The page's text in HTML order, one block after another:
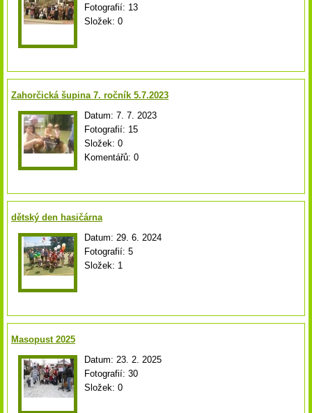
Fotografií: 13
Složek: 0
Zahorčická šupina 7. ročník 5.7.2023
Datum: 7. 7. 2023
Fotografií: 15
Složek: 0
Komentářů: 0
dětský den hasičárna
Datum: 29. 6. 2024
Fotografií: 5
Složek: 1
Masopust 2025
Datum: 23. 2. 2025
Fotografií: 30
Složek: 0